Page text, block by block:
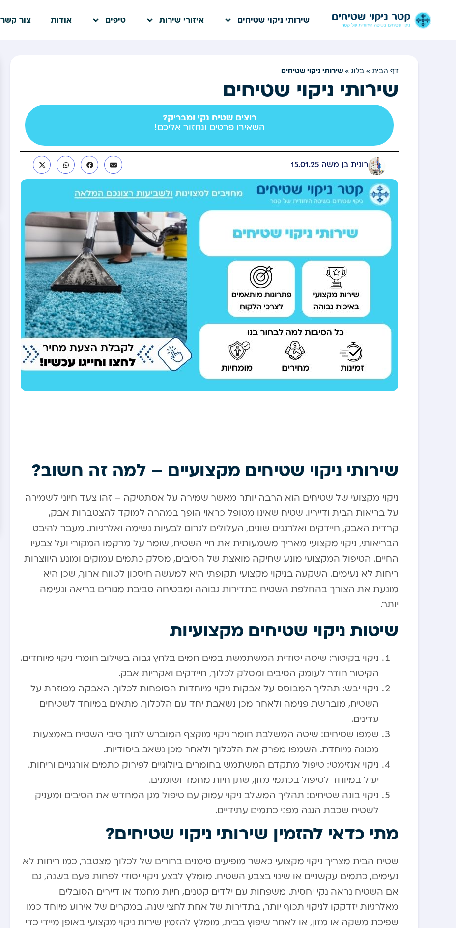
שירותי ניקוי שטיחים איזורי שירות טיפים אודות צור קשר
דף הבית » בלוג » שירותי ניקוי שטיחים
שירותי ניקוי שטיחים
רוצים שטיח נקי ומבריק?
השאירו פרטים ונחזור אליכם!
רונית בן משה 15.01.25
שירותי ניקוי שטיחים מקצועיים – למה זה חשוב?
ניקוי מקצועי של שטיחים הוא הרבה יותר מאשר שמירה על אסתטיקה – זהו צעד חיוני לשמירה
על בריאות הבית ודייריו. שטיח שאינו מטופל כראוי הופך במהרה למוקד להצטברות אבק,
קרדית האבק, חיידקים ואלרגנים שונים, העלולים לגרום לבעיות נשימה ואלרגיות. מעבר להיבט
הבריאותי, ניקוי מקצועי מאריך משמעותית את חיי השטיח, שומר על מרקמו המקורי ועל צבעיו
החיים. הטיפול המקצועי מונע שחיקה מואצת של הסיבים, מסלק כתמים עמוקים ומונע היווצרות
ריחות לא נעימים. השקעה בניקוי מקצועי תקופתי היא למעשה חיסכון לטווח ארוך, שכן היא
מונעת את הצורך בהחלפת השטיח בתדירות גבוהה ומבטיחה סביבת מגורים בריאה ונעימה
יותר.
שיטות ניקוי שטיחים מקצועיות
ניקוי בקיטור: שיטה יסודית המשתמשת במים חמים בלחץ גבוה בשילוב חומרי ניקוי מיוחדים.
הקיטור חודר לעומק הסיבים ומסלק לכלוך, חיידקים ואקריות אבק.
ניקוי יבש: תהליך המבוסס על אבקות ניקוי מיוחדות הסופחות לכלוך. האבקה מפוזרת על
השטיח, מוברשת פנימה ולאחר מכן נשאבת יחד עם הלכלוך. מתאים במיוחד לשטיחים
עדינים.
שמפו שטיחים: שיטה המשלבת חומר ניקוי מוקצף המוברש לתוך סיבי השטיח באמצעות
מכונה מיוחדת. השמפו מפרק את הלכלוך ולאחר מכן נשאב ביסודיות.
ניקוי אנזימטי: טיפול מתקדם המשתמש בחומרים ביולוגיים לפירוק כתמים אורגניים וריחות.
יעיל במיוחד לטיפול בכתמי מזון, שתן חיות מחמד ושומנים.
ניקוי בונה שטיחים: תהליך המשלב ניקוי עמוק עם טיפול מגן המחדש את הסיבים ומעניק
לשטיח שכבת הגנה מפני כתמים עתידיים.
מתי כדאי להזמין שירותי ניקוי שטיחים?
שטיח הבית מצריך ניקוי מקצועי כאשר מופיעים סימנים ברורים של לכלוך מצטבר, כמו ריחות לא
נעימים, כתמים עקשניים או שינוי בצבע השטיח. מומלץ לבצע ניקוי יסודי לפחות פעם בשנה, גם
אם השטיח נראה נקי יחסית. משפחות עם ילדים קטנים, חיות מחמד או דיירים הסובלים
מאלרגיות יזדקקו לניקוי תכוף יותר, בתדירות של אחת לחצי שנה. במקרים של אירוע מיוחד כמו
שפיכת משקה או מזון, או לאחר שיפוץ בבית, מומלץ להזמין שירות ניקוי מקצועי באופן מיידי כדי